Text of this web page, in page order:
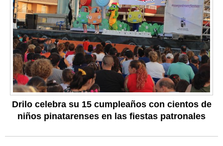
Drilo celebra su 15 cumpleaños con cientos de
niños pinatarenses en las fiestas patronales